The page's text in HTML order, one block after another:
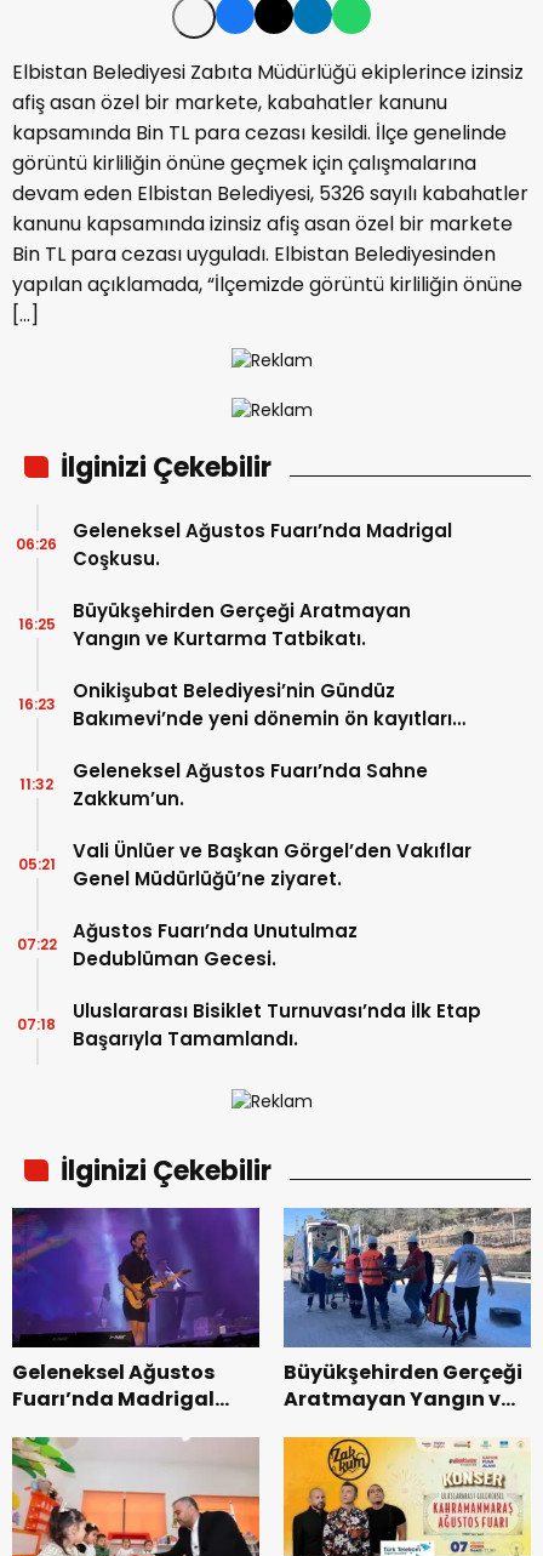
Elbistan Belediyesi Zabıta Müdürlüğü ekiplerince izinsiz
afiş asan özel bir markete, kabahatler kanunu
kapsamında Bin TL para cezası kesildi. İlçe genelinde
görüntü kirliliğin önüne geçmek için çalışmalarına
devam eden Elbistan Belediyesi, 5326 sayılı kabahatler
kanunu kapsamında izinsiz afiş asan özel bir markete
Bin TL para cezası uyguladı. Elbistan Belediyesinden
yapılan açıklamada, “İlçemizde görüntü kirliliğin önüne
[…]
İlginizi Çekebilir
Geleneksel Ağustos Fuarı’nda Madrigal
Coşkusu.
06:26
Büyükşehirden Gerçeği Aratmayan
Yangın ve Kurtarma Tatbikatı.
16:25
Onikişubat Belediyesi’nin Gündüz
Bakımevi’nde yeni dönemin ön kayıtları
16:23
Geleneksel Ağustos Fuarı’nda Sahne
Zakkum’un.
11:32
Vali Ünlüer ve Başkan Görgel’den Vakıflar
Genel Müdürlüğü’ne ziyaret.
05:21
Ağustos Fuarı’nda Unutulmaz
Dedublüman Gecesi.
07:22
Uluslararası Bisiklet Turnuvası’nda İlk Etap
Başarıyla Tamamlandı.
07:18
İlginizi Çekebilir
Geleneksel Ağustos
Fuarı’nda Madrigal
Büyükşehirden Gerçeği
Aratmayan Yangın ve